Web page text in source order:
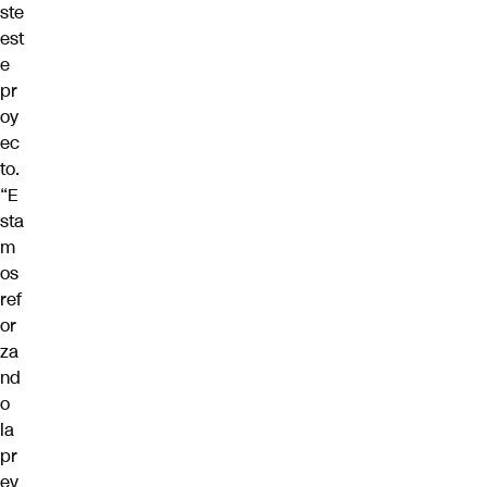
ste
est
e
pr
oy
ec
to.
“E
sta
m
os
ref
or
za
nd
o
la
pr
ev